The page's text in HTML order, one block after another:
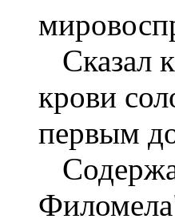
Сказал
крови
первым